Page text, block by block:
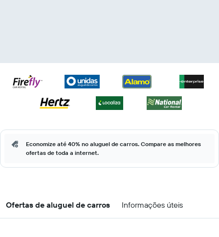
Economize até 40% no aluguel de carros. Compare as melhores
ofertas de toda a internet.
Ofertas de aluguel de carros Informações úteis